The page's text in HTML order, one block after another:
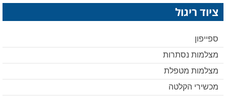
ציוד ריגול
ספייפון
מצלמות נסתרות
מצלמות מטפלת
מכשירי הקלטה